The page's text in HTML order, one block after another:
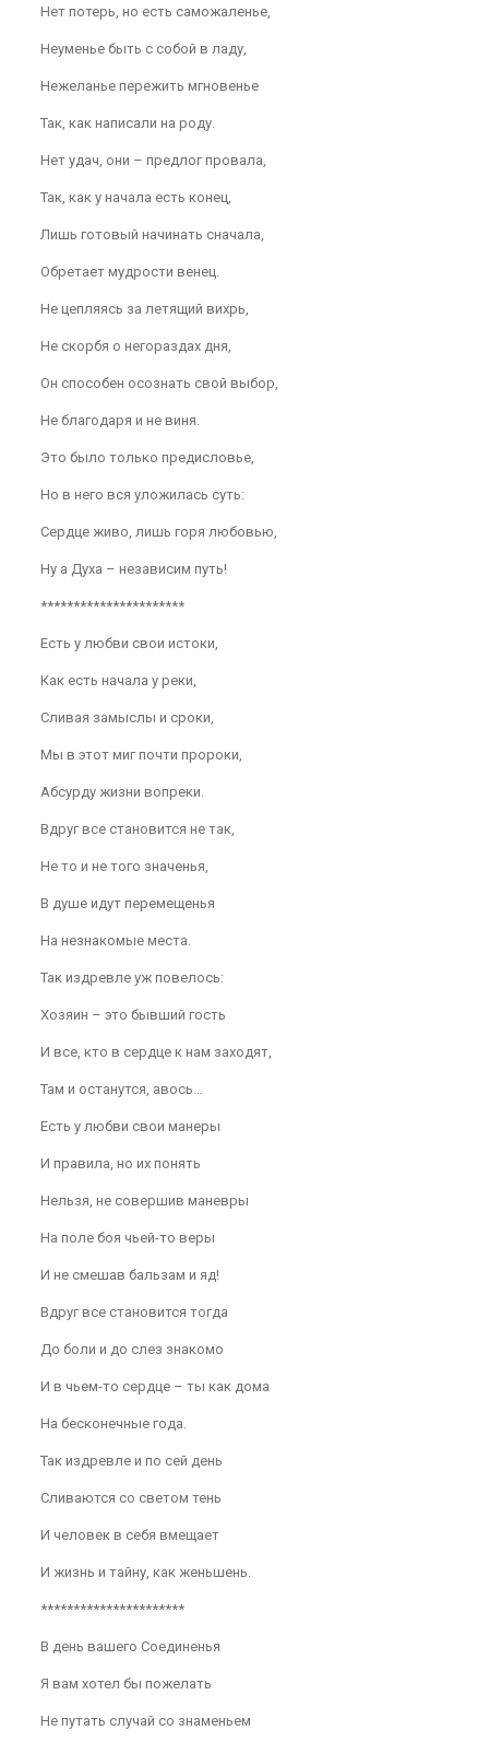
Нет потерь, но есть саможаленье,
Неуменье быть с собой в ладу,
Нежеланье пережить мгновенье
Так, как написали на роду.
Нет удач, они – предлог провала,
Так, как у начала есть конец,
Лишь готовый начинать сначала,
Обретает мудрости венец.
Не цепляясь за летящий вихрь,
Не скорбя о негораздах дня,
Он способен осознать свой выбор,
Не благодаря и не виня.
Это было только предисловье,
Но в него вся уложилась суть:
Сердце живо, лишь горя любовью,
Ну а Духа – независим путь!
**********************
Есть у любви свои истоки,
Как есть начала у реки,
Сливая замыслы и сроки,
Мы в этот миг почти пророки,
Абсурду жизни вопреки.
Вдруг все становится не так,
Не то и не того значенья,
В душе идут перемещенья
На незнакомые места.
Так издревле уж повелось:
Хозяин – это бывший гость
И все, кто в сердце к нам заходят,
Там и останутся, авось…
Есть у любви свои манеры
И правила, но их понять
Нельзя, не совершив маневры
На поле боя чьей-то веры
И не смешав бальзам и яд!
Вдруг все становится тогда
До боли и до слез знакомо
И в чьем-то сердце – ты как дома
На бесконечные года.
Так издревле и по сей день
Сливаются со светом тень
И человек в себя вмещает
И жизнь и тайну, как женьшень.
**********************
В день вашего Соединенья
Я вам хотел бы пожелать
Не путать случай со знаменьем